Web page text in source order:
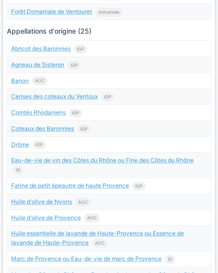
Forêt Domaniale de Ventouret domaniale
Appellations d'origine (25)
Abricot des Baronnies IGP
Agneau de Sisteron IGP
Banon AOC
Cerises des coteaux du Ventoux IGP
Comtés Rhodaniens IGP
Coteaux des Baronnies IGP
Drôme IGP
Eau-de-vie de vin des Côtes du Rhône ou Fine des Côtes du Rhône
IG
Farine de petit épeautre de haute Provence IGP
Huile d'olive de Nyons AOC
Huile d'olive de Provence AOC
Huile essentielle de lavande de Haute-Provence ou Essence de
lavande de Haute-Provence
AOC
Marc de Provence ou Eau-de-vie de marc de Provence IG